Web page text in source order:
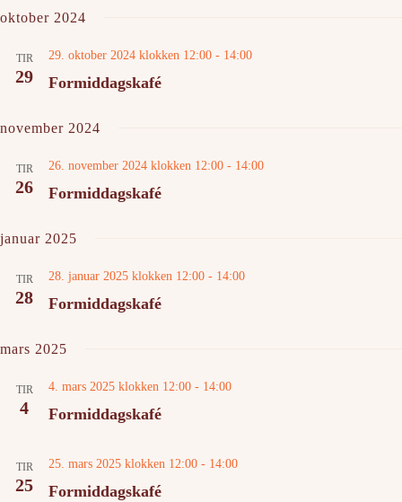
oktober 2024
TIR
29 Formiddagskafé
29. oktober 2024 klokken 12:00 - 14:00
november 2024
TIR
26 Formiddagskafé
26. november 2024 klokken 12:00 - 14:00
januar 2025
TIR
28 Formiddagskafé
28. januar 2025 klokken 12:00 - 14:00
mars 2025
TIR
4 Formiddagskafé
4. mars 2025 klokken 12:00 - 14:00
TIR
25 Formiddagskafé
25. mars 2025 klokken 12:00 - 14:00